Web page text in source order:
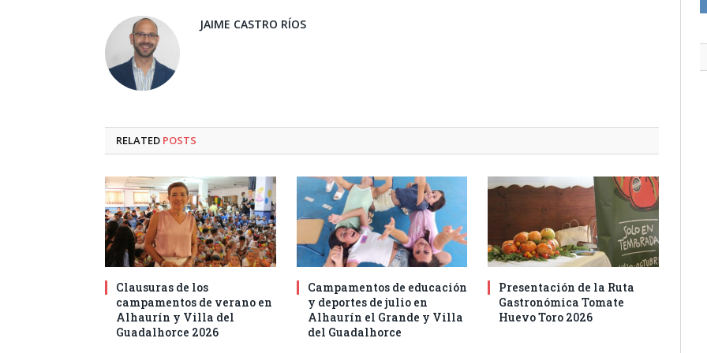
JAIME CASTRO RÍOS
RELATED POSTS
Clausuras de los
campamentos de verano en
Alhaurín y Villa del
Guadalhorce 2026
Campamentos de educación
y deportes de julio en
Alhaurín el Grande y Villa
del Guadalhorce
Presentación de la Ruta
Gastronómica Tomate
Huevo Toro 2026